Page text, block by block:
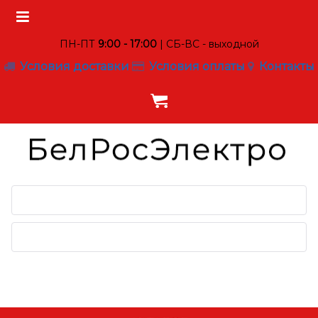
ПН-ПТ 9:00 - 17:00| СБ-ВС - выходной
Условия доставки Условия оплаты Контакты